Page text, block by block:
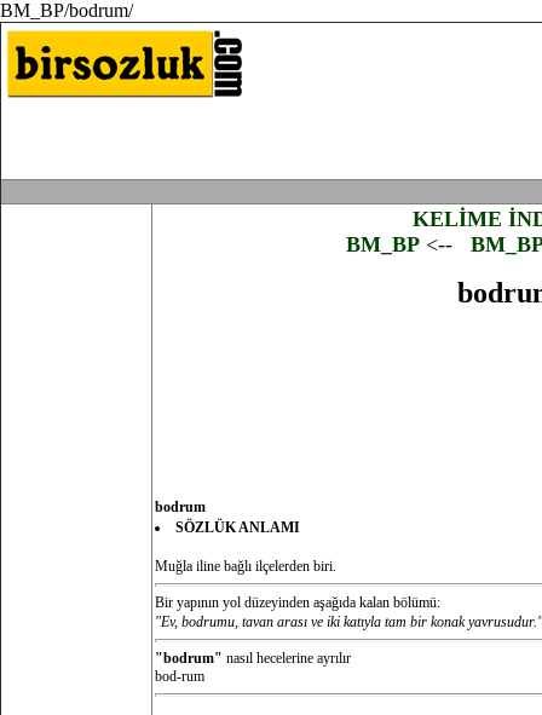
BM_BP/bodrum/
KELİME
BM_BP <--
bodrum
SÖZLÜK ANLAMI
Muğla iline bağlı ilçelerden biri.
Bir yapının yol düzeyinden aşağıda kalan bölümü:
"Ev, bodrumu, tavan arası ve iki katıyla tam bir konak
"bodrum" nasıl hecelerine ayrılır
bod-rum